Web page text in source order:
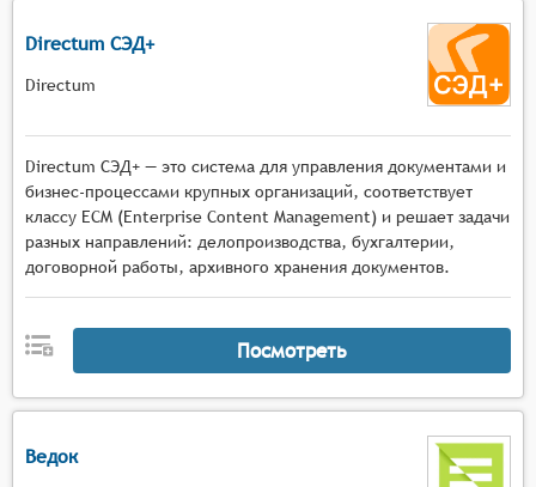
Directum СЭД+
Directum
Directum СЭД+ — это система для управления документами и
бизнес-процессами крупных организаций, соответствует
классу ECM (Enterprise Content Management) и решает задачи
разных направлений: делопроизводства, бухгалтерии,
договорной работы, архивного хранения документов.
Посмотреть
Ведок